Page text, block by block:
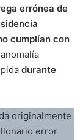
errónea de
cumplían con
durante
originalmente
error